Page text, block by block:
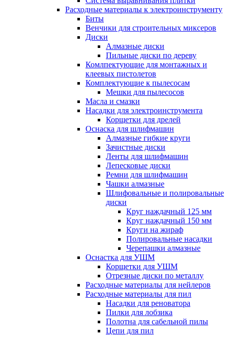
Расходные материалы к электроинструменту
Биты
Венчики для строительных миксеров
Диски
Алмазные диски
Пильные диски по дереву
Комлпектующие для монтажных и
клеевых пистолетов
Комплектующие к пылесосам
Мешки для пылесосов
Масла и смазки
Насадки для электроинструмента
Корщетки для дрелей
Оснаска для шлифмашин
Алмазные гибкие круги
Зачистные диски
Ленты для шлифмашин
Лепесковые диски
Ремни для шлифмашин
Чашки алмазные
Шлифовальные и полировальные
диски
Круг наждачный 125 мм
Круг наждачный 150 мм
Круги на жираф
Полировальные насадки
Черепашки алмазные
Оснастка для УШМ
Корщетки для УШМ
Отрезные диски по металлу
Расходные материалы для нейлеров
Расходные материалы для пил
Насадки для реноватора
Пилки для лобзика
Полотна для сабельной пилы
Цепи для пил